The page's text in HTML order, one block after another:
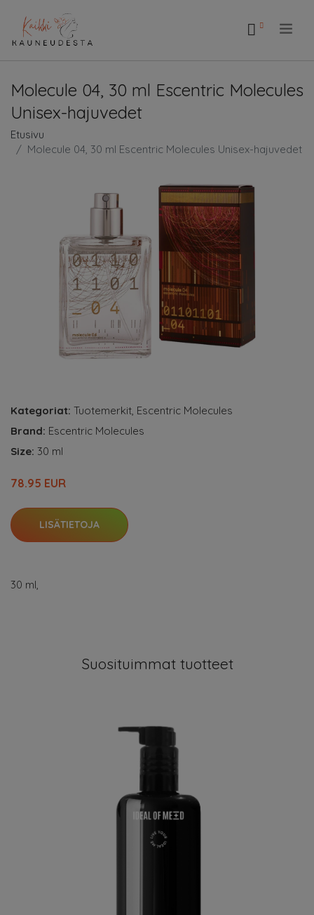
Molecule 04, 30 ml Escentric Molecules
Unisex-hajuvedet
Etusivu
Molecule 04, 30 ml Escentric Molecules Unisex-hajuvedet
Kategoriat: Tuotemerkit Escentric Molecules
Brand: Escentric Molecules
Size: 30 ml
78.95 EUR
LISÄTIETOJA
30 ml,
Suosituimmat tuotteet